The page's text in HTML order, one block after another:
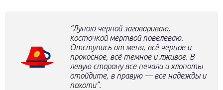
“Луною черной заговариваю,
косточкой мертвой повелеваю.
Отступись от меня, всё черное и
прокосное, всё темное и лживое. В
левую сторону все печали и хлопоты
отойдите, в правую — все надежды и
похоти”.